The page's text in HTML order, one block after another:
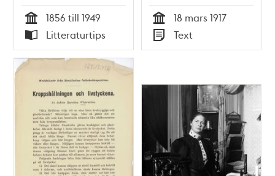
Tid
1856 till 1949
Typ
Litteraturtips Tid
18 mars 1917
Typ
Text